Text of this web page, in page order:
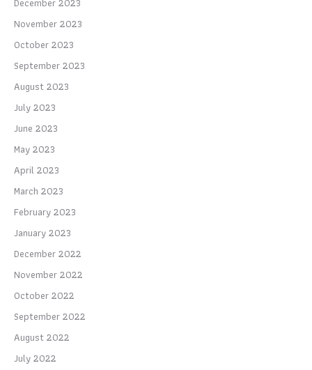
November 2023
October 2023
September 2023
August 2023
July 2023
June 2023
May 2023
April 2023
March 2023
February 2023
January 2023
December 2022
November 2022
October 2022
September 2022
August 2022
July 2022